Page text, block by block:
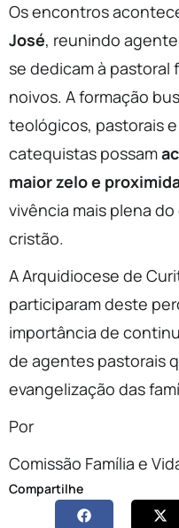
Os encontros
José, reunindo
se dedicam à pastoral
noivos. A formação
teológicos, pastorais
catequistas possam
maior zelo e
vivência mais plena
cristão.
A Arquidiocese de
participaram deste
importância de
de agentes pastorais
evangelização das
Por
Comissão Família e
Compartilhe